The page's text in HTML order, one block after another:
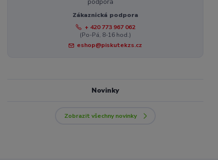
Zákaznická podpora
+ 420 773 967 062
(Po-Pá, 8-16 hod.)
eshop@piskutekzs.cz
Novinky
Zobrazit všechny novinky